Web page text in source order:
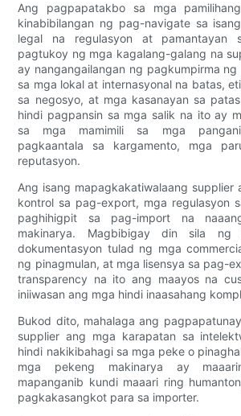
Ang pagpapatakbo sa mga
kinabibilangan ng pag-navigate sa
legal na regulasyon at pamantayan
pagtukoy ng mga kagalang-galang na
ay nangangailangan ng pagkumpirma
sa mga lokal at internasyonal na batas,
sa negosyo, at mga kasanayan sa
hindi pagpansin sa mga salik na ito ay
sa mga mamimili sa mga
pagkaantala sa kargamento, mga
reputasyon.
Ang isang mapagkakatiwalaang supplier
kontrol sa pag-export, mga regulasyon
paghihigpit sa pag-import na
makinarya. Magbibigay din sila
dokumentasyon tulad ng mga
ng pinagmulan, at mga lisensya sa pag-
transparency na ito ang maayos na
iniiwasan ang mga hindi inaasahang
Bukod dito, mahalaga ang
supplier ang mga karapatan sa
hindi nakikibahagi sa mga peke o
mga pekeng makinarya ay
mapanganib kundi maaari ring
pagkakasangkot para sa importer.